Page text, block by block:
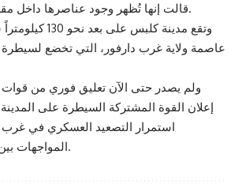
قالت إنها تُظهر وجود عناصرها داخل مقر المحلية في كلبس.
وتقع مدينة كلبس
عاصمة ولاية غرب دارفور، التي تخضع
ولم يصدر حتى الآن تعليق فوري من
إعلان القوة المشتركة السيطرة على
استمرار التصعيد العسكري في غرب
المواجهات بين الأطراف المتحاربة.